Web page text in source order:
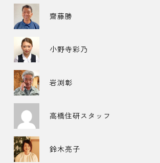
齋藤勝
小野寺彩乃
岩渕彰
高橋住研スタッフ
鈴木亮子